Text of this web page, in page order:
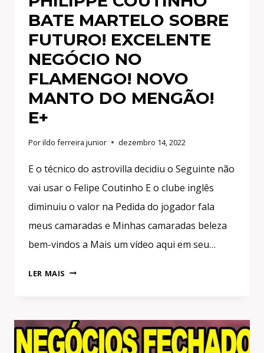
BATE MARTELO SOBRE
FUTURO! EXCELENTE
NEGÓCIO NO
FLAMENGO! NOVO
MANTO DO MENGÃO!
E+
Porildo ferreira junior dezembro 14, 2022
E o técnico do astrovilla decidiu o Seguinte não
vai usar o Felipe Coutinho E o clube inglês
diminuiu o valor na Pedida do jogador fala
meus camaradas e Minhas camaradas beleza
bem-vindos a Mais um vídeo aqui em seu…
LER MAIS PHILIPPE
SOBRE
FUTURO!